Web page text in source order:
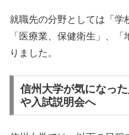
就職先の分野としては「学
「医療業、保健衛生」、
りました。
信州大学が気になっ
や入試説明会へ